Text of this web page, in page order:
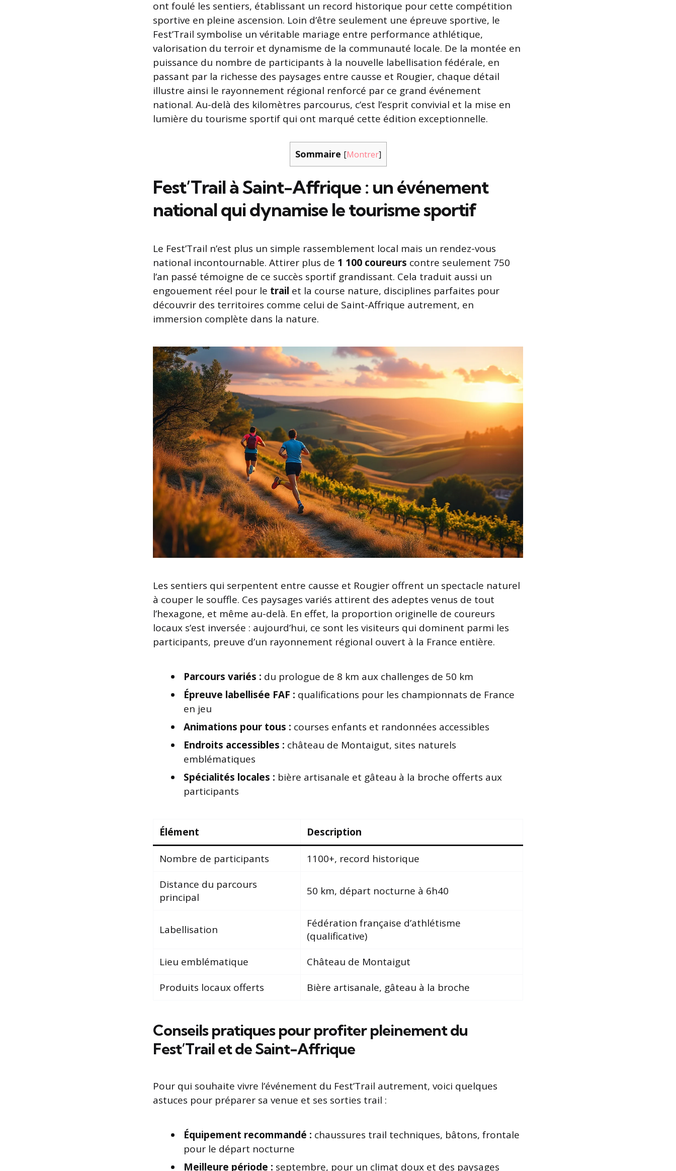
ont foulé les sentiers, établissant un record historique pour cette compétition
sportive en pleine ascension. Loin d’être seulement une épreuve sportive, le
Fest’Trail symbolise un véritable mariage entre performance athlétique,
valorisation du terroir et dynamisme de la communauté locale. De la montée en
puissance du nombre de participants à la nouvelle labellisation fédérale, en
passant par la richesse des paysages entre causse et Rougier, chaque détail
illustre ainsi le rayonnement régional renforcé par ce grand événement
national. Au-delà des kilomètres parcourus, c’est l’esprit convivial et la mise en
lumière du tourisme sportif qui ont marqué cette édition exceptionnelle.
Sommaire [Montrer]
Fest’Trail à Saint-Affrique : un événement
national qui dynamise le tourisme sportif
Le Fest’Trail n’est plus un simple rassemblement local mais un rendez-vous
national incontournable. Attirer plus de 1 100 coureurs contre seulement 750
l’an passé témoigne de ce succès sportif grandissant. Cela traduit aussi un
engouement réel pour le trail et la course nature, disciplines parfaites pour
découvrir des territoires comme celui de Saint-Affrique autrement, en
immersion complète dans la nature.
Les sentiers qui serpentent entre causse et Rougier offrent un spectacle naturel
à couper le souffle. Ces paysages variés attirent des adeptes venus de tout
l’hexagone, et même au-delà. En effet, la proportion originelle de coureurs
locaux s’est inversée : aujourd’hui, ce sont les visiteurs qui dominent parmi les
participants, preuve d’un rayonnement régional ouvert à la France entière.
Parcours variés : du prologue de 8 km aux challenges de 50 km
Épreuve labellisée FAF : qualifications pour les championnats de France
en jeu
Animations pour tous : courses enfants et randonnées accessibles
Endroits accessibles : château de Montaigut, sites naturels
emblématiques
Spécialités locales : bière artisanale et gâteau à la broche offerts aux
participants
Élément Description
Nombre de participants
1100+, record historique
Distance du parcours
principal
50 km, départ nocturne à 6h40
Labellisation
Fédération française d’athlétisme
(qualificative)
Lieu emblématique
Château de Montaigut
Produits locaux offerts
Bière artisanale, gâteau à la broche
Conseils pratiques pour profiter pleinement du
Fest’Trail et de Saint-Affrique
Pour qui souhaite vivre l’événement du Fest’Trail autrement, voici quelques
astuces pour préparer sa venue et ses sorties trail :
Équipement recommandé : chaussures trail techniques, bâtons, frontale
pour le départ nocturne
Meilleure période : septembre, pour un climat doux et des paysages